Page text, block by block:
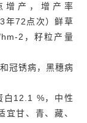
增产，增产率
年72点次）鲜草
2，籽粒产量
冠锈病，黑穗病
白12.1 %，中性
甘、青、藏、